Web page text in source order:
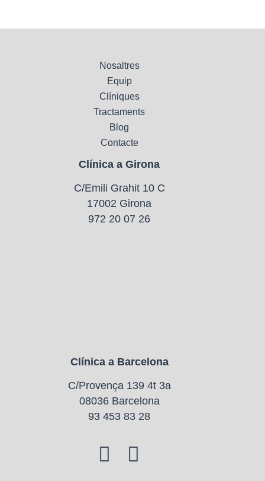
Nosaltres
Equip
Clíniques
Tractaments
Blog
Contacte
Clínica a Girona
C/Emili Grahit 10 C
17002 Girona
972 20 07 26
Clínica a Barcelona
C/Provença 139 4t 3a
08036 Barcelona
93 453 83 28